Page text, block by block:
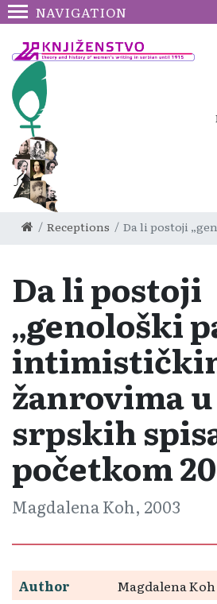
NAVIGATION
Receptions Da li postoji
Da li postoji
„genološki
žanrovima
srpskih
početkom
Magdalena Koh, 2003
Author
Magdalena Koh